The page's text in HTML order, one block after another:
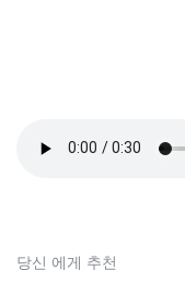
당신 에게 추천